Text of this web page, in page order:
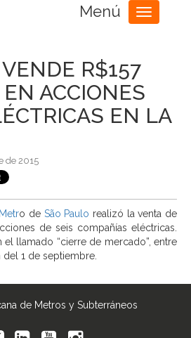
Menú
Toggle
navigation
R$157
ACCIONES
EN LA
de 2015
Metro de São Paulo realizó la venta de
de seis compañías eléctricas.
el llamado “cierre de mercado”, entre
del 1 de septiembre.
de Metros y Subterráneos